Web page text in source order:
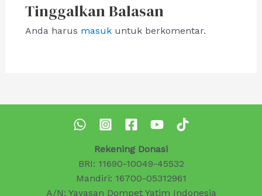
Tinggalkan Balasan
Anda harus masukuntuk berkomentar.
Rekening Donasi
BRI: 11690-10049-45532
Mandiri: 16700-05312961
A/N: Yayasan Dompet Yatim Indonesia